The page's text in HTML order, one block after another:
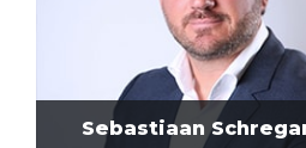
Sebastiaan